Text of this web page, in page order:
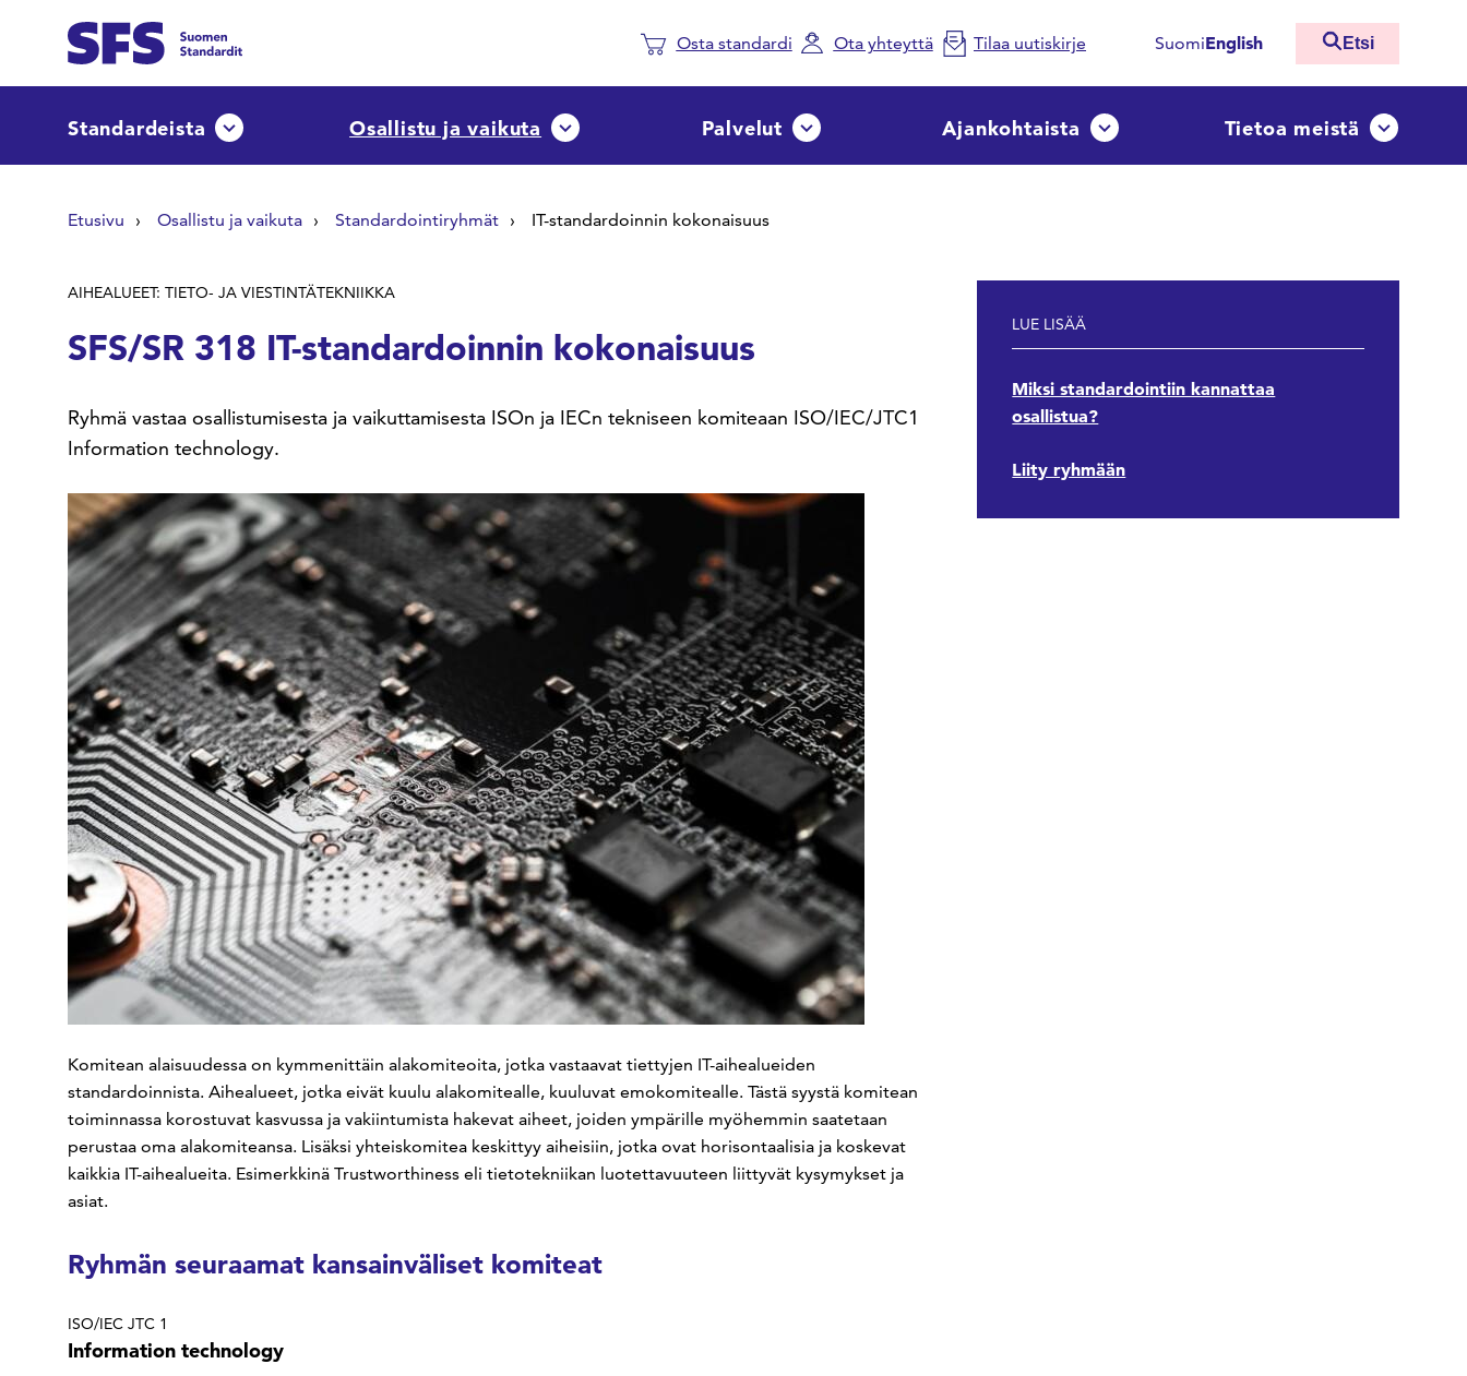
Osta standardi Ota yhteyttä Tilaa uutiskirje SuomiEnglish Etsi
Standardeista Avaa tai sulje pudotusvalikkoOsallistu ja vaikuta Avaa tai sulje pudotusvalikko
Palvelut Avaa tai sulje pudotusvalikkoAjankohtaista Avaa tai sulje pudotusvalikkoTietoa meistä Avaa tai
Etusivu Osallistu ja vaikuta Standardointiryhmät IT-standardoinnin kokonaisuus
AIHEALUEET: TIETO- JA VIESTINTÄTEKNIIKKA
SFS/SR 318 IT-standardoinnin kokonaisuus
Ryhmä vastaa osallistumisesta ja vaikuttamisesta ISOn ja IECn tekniseen komiteaan ISO/IEC/JTC1
Information technology.
Komitean alaisuudessa on kymmenittäin alakomiteoita, jotka vastaavat tiettyjen IT-aihealueiden
standardoinnista. Aihealueet, jotka eivät kuulu alakomitealle, kuuluvat emokomitealle. Tästä syystä komitean
toiminnassa korostuvat kasvussa ja vakiintumista hakevat aiheet, joiden ympärille myöhemmin saatetaan
perustaa oma alakomiteansa. Lisäksi yhteiskomitea keskittyy aiheisiin, jotka ovat horisontaalisia ja koskevat
kaikkia IT-aihealueita. Esimerkkinä Trustworthiness eli tietotekniikan luotettavuuteen liittyvät kysymykset ja
asiat.
Ryhmän seuraamat kansainväliset komiteat
ISO/IEC JTC 1
Information technology
LUE LISÄÄ
Miksi standardointiin kannattaa
osallistua?
Liity ryhmään